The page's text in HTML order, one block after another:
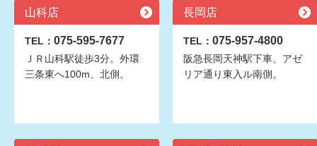
山科店
TEL： 075-595-7677
ＪＲ山科駅徒歩3分。外環
三条東へ100m、北側。
長岡店
TEL： 075-957-4800
阪急長岡天神駅下車、アゼ
リア通り東入ル南側。